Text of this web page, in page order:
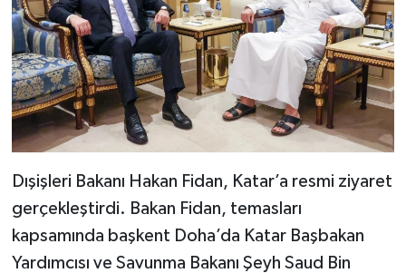
Dışişleri Bakanı Hakan Fidan, Katar’a resmi ziyaret
gerçekleştirdi. Bakan Fidan, temasları
kapsamında başkent Doha’da Katar Başbakan
Yardımcısı ve Savunma Bakanı Şeyh Saud Bin